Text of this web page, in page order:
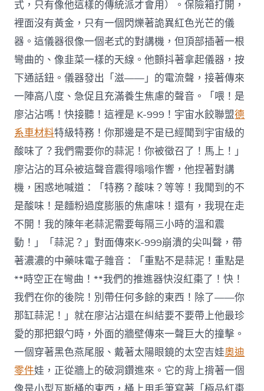
式，只有像他這樣的傳統派才會用）。保險箱打開，
裡面沒有黃金，只有一個閃爍著詭異紅色光芒的儀
器。這儀器很像一個老式的對講機，但頂部插著一根
彎曲的、像韭菜一樣的天線。他顫抖著拿起儀器，按
下通話鈕。儀器發出「滋——」的電流聲，接著傳來
一陣高八度、急促且充滿養生焦慮的聲音。「喂！是
廖沾沾嗎！快接聽！這裡是 K-999！宇宙水餃聯盟德
系車材料特級特務！你那邊是不是已經聞到宇宙級的
酸味了？我們需要你的蒜泥！你被徵召了！馬上！」
廖沾沾的耳朵被這聲音震得嗡嗡作響，他捏著對講
機，困惑地喊道：「特務？酸味？等等！我聞到的不
是酸味！是麵粉過度膨脹的焦慮味！還有，我現在走
不開！我的陳年老蒜泥需要每隔三小時的溫和震
動！」「蒜泥？」對面傳來K-999崩潰的尖叫聲，帶
著濃濃的中藥味電子雜音：「重點不是蒜泥！重點是
**時空正在彎曲！**我們的推進器快沒紅棗了！快！
我們在你的後院！別帶任何多餘的東西！除了——你
那缸蒜泥！」就在廖沾沾還在糾結要不要帶上他最珍
愛的那把銀勺時，外面的牆壁傳來一聲巨大的撞擊。
一個穿著黑色燕尾服、戴著太陽眼鏡的太空吉娃奧迪
零件娃，正從牆上的破洞鑽進來。它的背上揹著一個